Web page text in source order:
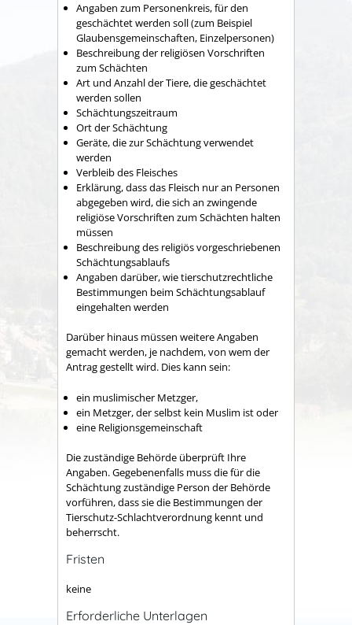
Angaben zum Personenkreis, für den
geschächtet werden soll (zum Beispiel
Glaubensgemeinschaften, Einzelpersonen)
Beschreibung der religiösen Vorschriften
zum Schächten
Art und Anzahl der Tiere, die geschächtet
werden sollen
Schächtungszeitraum
Ort der Schächtung
Geräte, die zur Schächtung verwendet
werden
Verbleib des Fleisches
Erklärung, dass das Fleisch nur an Personen
abgegeben wird, die sich an zwingende
religiöse Vorschriften zum Schächten halten
müssen
Beschreibung des religiös vorgeschriebenen
Schächtungsablaufs
Angaben darüber, wie tierschutzrechtliche
Bestimmungen beim Schächtungsablauf
eingehalten werden
Darüber hinaus müssen weitere Angaben
gemacht werden, je nachdem, von wem der
Antrag gestellt wird. Dies kann sein:
ein muslimischer Metzger,
ein Metzger, der selbst kein Muslim ist oder
eine Religionsgemeinschaft
Die zuständige Behörde überprüft Ihre
Angaben. Gegebenenfalls muss die für die
Schächtung zuständige Person der Behörde
vorführen, dass sie die Bestimmungen der
Tierschutz-Schlachtverordnung kennt und
beherrscht.
Fristen
keine
Erforderliche Unterlagen